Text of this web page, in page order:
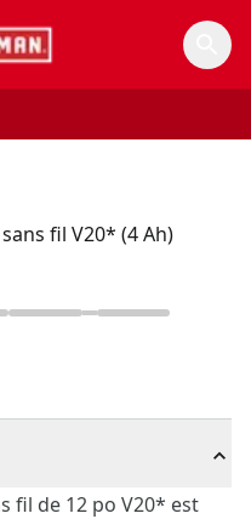
fil V20* (4 Ah)
fil de 12 po V20* est